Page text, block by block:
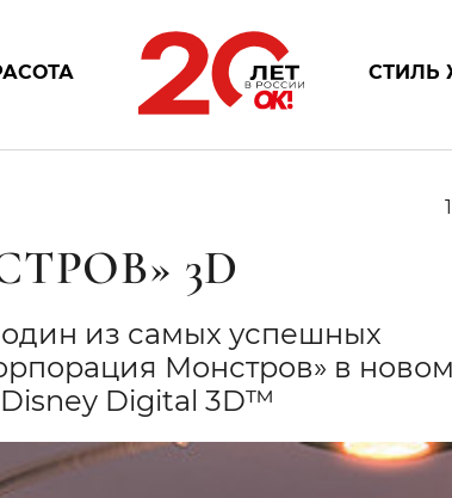
СТИЛЬ
3D
один из самых успешных
Монстров» в новом
Digital 3D™